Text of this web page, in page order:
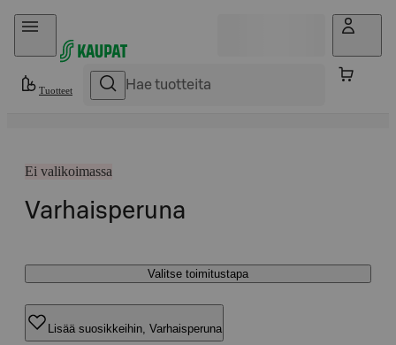
Hyppää sisältöön
Tuotteet
Ei valikoimassa
Varhaisperuna
Valitse toimitustapa
Lisää suosikkeihin, Varhaisperuna